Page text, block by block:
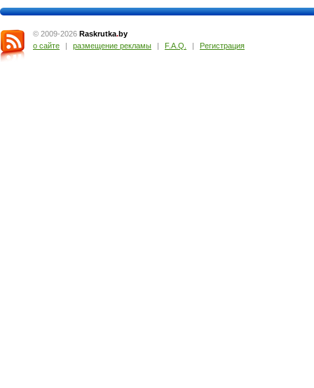
© 2009-2026 Raskrutka.by
о сайте
| размещение рекламы | F.A.Q. | Регистрация